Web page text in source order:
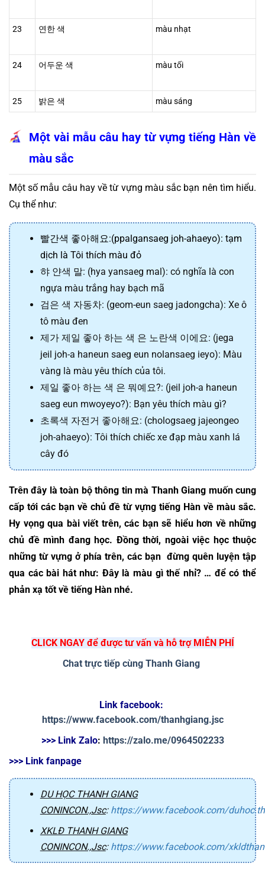
23 연한 색 màu nhạt
24 어두운 색 màu tối
25 밝은 색 màu sáng
Một vài mẫu câu hay từ vựng tiếng Hàn về
màu sắc
Một số mẫu câu hay về từ vựng màu sắc bạn nên tìm hiểu.
Cụ thể như:
빨간색 좋아해요:(ppalgansaeg joh-ahaeyo): tạm
dịch là Tôi thích màu đỏ
햐 얀색 말: (hya yansaeg mal): có nghĩa là con
ngựa màu trắng hay bạch mã
검은 색 자동차: (geom-eun saeg jadongcha): Xe ô
tô màu đen
제가 제일 좋아 하는 색 은 노란색 이에요: (jega
jeil joh-a haneun saeg eun nolansaeg ieyo): Màu
vàng là màu yêu thích của tôi.
제일 좋아 하는 색 은 뭐예요?: (jeil joh-a haneun
saeg eun mwoyeyo?): Bạn yêu thích màu gì?
초록색 자전거 좋아해요: (chologsaeg jajeongeo
joh-ahaeyo): Tôi thích chiếc xe đạp màu xanh lá
cây đó
Trên đây là toàn bộ thông tin mà Thanh Giang muốn cung
cấp tới các bạn về chủ đề từ vựng tiếng Hàn về màu sắc.
Hy vọng qua bài viết trên, các bạn sẽ hiểu hơn về những
chủ đề mình đang học. Đồng thời, ngoài việc học thuộc
những từ vựng ở phía trên, các bạn  đừng quên luyện tập
qua các bài hát như: Đây là màu gì thế nhỉ? … để có thể
phản xạ tốt về tiếng Hàn nhé.
CLICK NGAY để được tư vấn và hỗ trợ MIỄN PHÍ
Chat trực tiếp cùng Thanh Giang
https://www.facebook.com/thanhgiang.jsc
>>> Link Zalo: https://zalo.me/0964502233
>>> Link fanpage
DU HỌC THANH GIANG
CONINCON.,Jsc: https://www.facebook.com/
XKLĐ THANH GIANG
CONINCON.,Jsc: https://www.facebook.com/